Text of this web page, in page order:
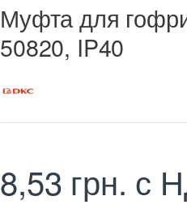
Муфта для
50820, IP40
8,53 грн. с